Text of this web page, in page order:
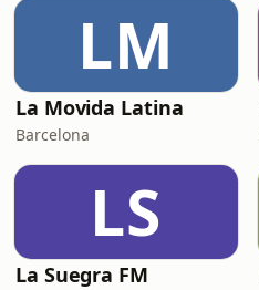
LM
La Movida Latina
Barcelona
LS
La Suegra FM